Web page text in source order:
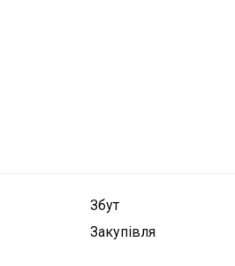
Збут
Закупівля